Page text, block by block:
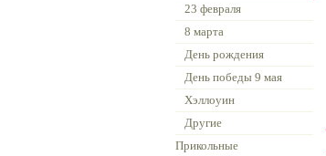
23 февраля
8 марта
День рождения
День победы 9 мая
Хэллоуин
Другие
Прикольные